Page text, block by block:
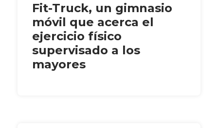
Fit-Truck, un gimnasio
móvil que acerca el
ejercicio físico
supervisado a los
mayores